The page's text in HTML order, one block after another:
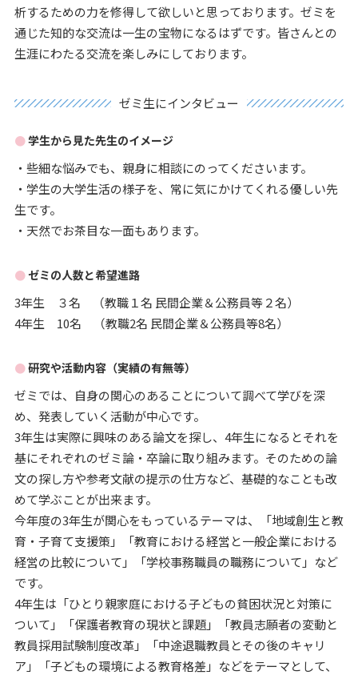
析するための力を修得して欲しいと思っております。ゼミを
通じた知的な交流は一生の宝物になるはずです。皆さんとの
生涯にわたる交流を楽しみにしております。
ゼミ生にインタビュー
学生から見た先生のイメージ
・些細な悩みでも、親身に相談にのってくださいます。
・学生の大学生活の様子を、常に気にかけてくれる優しい先
生です。
・天然でお茶目な一面もあります。
ゼミの人数と希望進路
3年生 ３名 （教職１名 民間企業＆公務員等２名）
4年生 10名 （教職2名 民間企業＆公務員等8名）
研究や活動内容（実績の有無等）
ゼミでは、自身の関心のあることについて調べて学びを深
め、発表していく活動が中心です。
3年生は実際に興味のある論文を探し、4年生になるとそれを
基にそれぞれのゼミ論・卒論に取り組みます。そのための論
文の探し方や参考文献の提示の仕方など、基礎的なことも改
めて学ぶことが出来ます。
今年度の3年生が関心をもっているテーマは、「地域創生と教
育・子育て支援策」「教育における経営と一般企業における
経営の比較について」「学校事務職員の職務について」など
です。
4年生は「ひとり親家庭における子どもの貧困状況と対策に
ついて」「保護者教育の現状と課題」「教員志願者の変動と
教員採用試験制度改革」「中途退職教員とその後のキャリ
ア」「子どもの環境による教育格差」などをテーマとして、